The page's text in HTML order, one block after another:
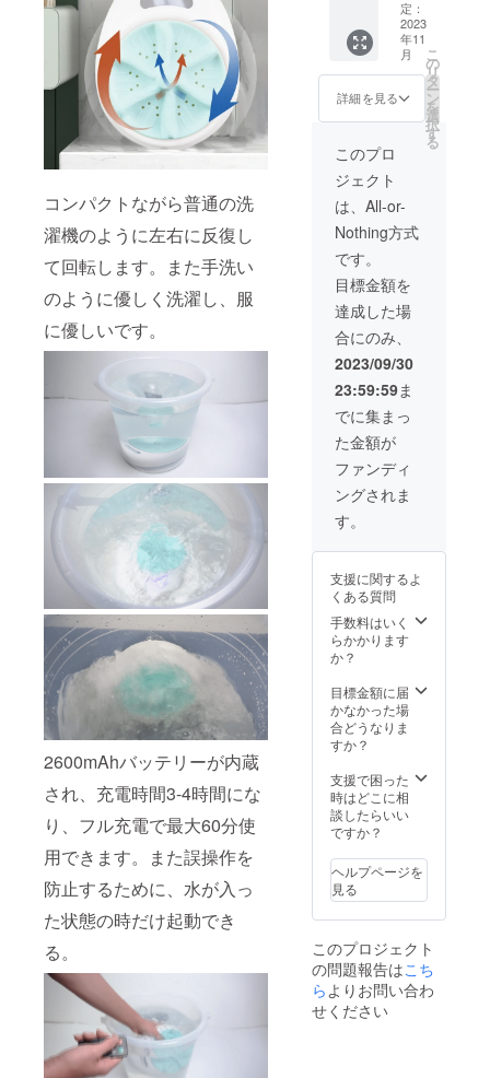
コンパクトながら普通の洗
濯機のように左右に反復し
て回転します。また手洗い
のように優しく洗濯し、服
に優しいです。
2600mAhバッテリーが内蔵
され、充電時間3-4時間にな
り、フル充電で最大60分使
用できます。また誤操作を
防止するために、水が入っ
た状態の時だけ起動でき
る。
がる可
能性も
ござい
ます。
ご支援
を頂
き、現
在進め
ている
環境か
更に整
とがで
きた場
合、正
規販売
販売予
定価格
より下
がる可
能性も
ござい
(日本
語)×2個
※デザイ
ン・仕
様・
パッ
変更に
なる可
能性も
ござい
ます。
※本プロ
して想
定を上
回る皆
様から
ご支援
を頂
き、現
在進め
ている
環境か
ら量産
体制を
更に整
きた場
合、正
規販売
価格が
販売予
定価格
能性も
ござい
ます。
20,980
（税・
送料込)
【構成
内容】
◇洗濯
機×2個
◇専用
USB充
電ケー
ブル×2
個 ◇吸
盤×10個
(日本
語)×2個
※デザイ
ン・仕
様・
パッ
ケージ
が一部
変更に
なる可
能性も
ござい
ます。
トを通
定を上
回る皆
様から
ご支援
を頂
在進め
ている
環境か
ら量産
更に整
えるこ
とがで
きた場
規販売
価格が
販売予
定価格
がる可
能性も
ござい
ます。
定：
2023
年11
月
詳細を見る
こ
の
リ
タ
ー
ン
を
選
択
す
る
このプロ
ジェクト
は、All-or-
Nothing方式
です。
目標金額を
達成した場
合にのみ、
2023/09/30
23:59:59ま
でに集まっ
た金額が
ファンディ
ングされま
す。
支援に関するよ
くある質問
手数料はいく
らかかります
か？
目標金額に届
かなかった場
合どうなりま
すか？
支援で困った
時はどこに相
談したらいい
ですか？
ヘルプページを
見る
このプロジェクト
の問題報告はこち
ら よりお問い合わ
せください